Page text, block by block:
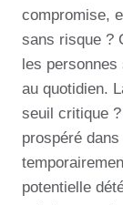
compromise,
sans risque ?
les
au quotidien.
seuil critique
prospéré
potentielle